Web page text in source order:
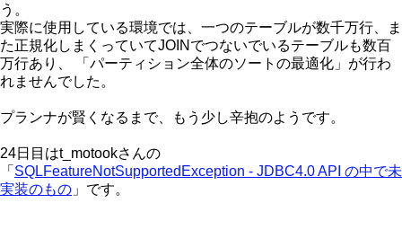
う。
実際に使用している環境では、一つのテーブルが数千万行、ま
た正規化しまくっていてJOINでつないでいるテーブルも数百
万行あり、 「パーティション全体のソートの最適化」が行わ
れませんでした。
プランナが賢くなるまで、もう少し辛抱のようです。
24日目はt_motookさんの
「 SQLFeatureNotSupportedException - JDBC4.0 API の中で未
実装のもの 」です。